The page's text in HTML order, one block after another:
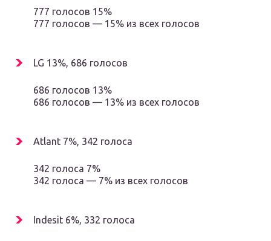
777 голосов 15%
777 голосов — 15% из всех голосов
LG 13%, 686 голосов
686 голосов 13%
686 голосов — 13% из всех голосов
Atlant 7%, 342 голоса
342 голоса 7%
342 голоса — 7% из всех голосов
Indesit 6%, 332 голоса